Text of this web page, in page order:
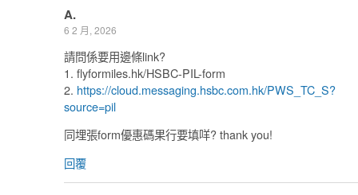
A.
6 2 月, 2026
請問係要用邊條link?
1. flyformiles.hk/HSBC-PIL-form
2. https://cloud.messaging.hsbc.com.hk/PWS_TC_S?
source=pil
同埋張form優惠碼果行要填咩? thank you!
回覆